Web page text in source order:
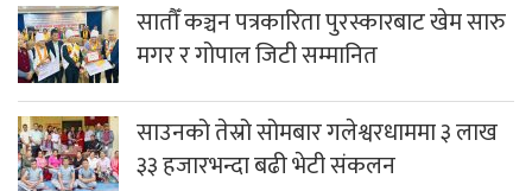
सातौँ कञ्चन पत्रकारिता पुरस्कारबाट खेम सारु
मगर र गोपाल जिटी सम्मानित
साउनको तेस्रो सोमबार गलेश्वरधाममा ३ लाख
३३ हजारभन्दा बढी भेटी संकलन